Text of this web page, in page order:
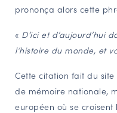
prononça alors cette
« D’ici et d’aujourd’hui
l’histoire du monde, et
Cette citation fait du
de mémoire nationale,
européen où se croisent